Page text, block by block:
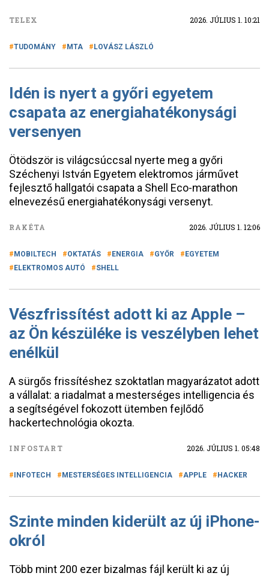
TELEX 2026. JÚLIUS 1. 10:21
TUDOMÁNY MTA LOVÁSZ LÁSZLÓ
Idén is nyert a győri egyetem
csapata az energiahatékonysági
versenyen
Ötödször is világcsúccsal nyerte meg a győri
Széchenyi István Egyetem elektromos járművet
fejlesztő hallgatói csapata a Shell Eco-marathon
elnevezésű energiahatékonysági versenyt.
RAKÉTA 2026. JÚLIUS 1. 12:06
MOBILTECH OKTATÁS ENERGIA GYŐR
EGYETEM
ELEKTROMOS AUTÓ
SHELL
Vészfrissítést adott ki az Apple –
az Ön készüléke is veszélyben lehet
enélkül
A sürgős frissítéshez szoktatlan magyarázatot adott
a vállalat: a riadalmat a mesterséges intelligencia és
a segítségével fokozott ütemben fejlődő
hackertechnológia okozta.
INFOSTART 2026. JÚLIUS 1. 05:48
INFOTECH MESTERSÉGES INTELLIGENCIA APPLE HACKER
Szinte minden kiderült az új iPhone-
okról
Több mint 200 ezer bizalmas fájl került ki az új